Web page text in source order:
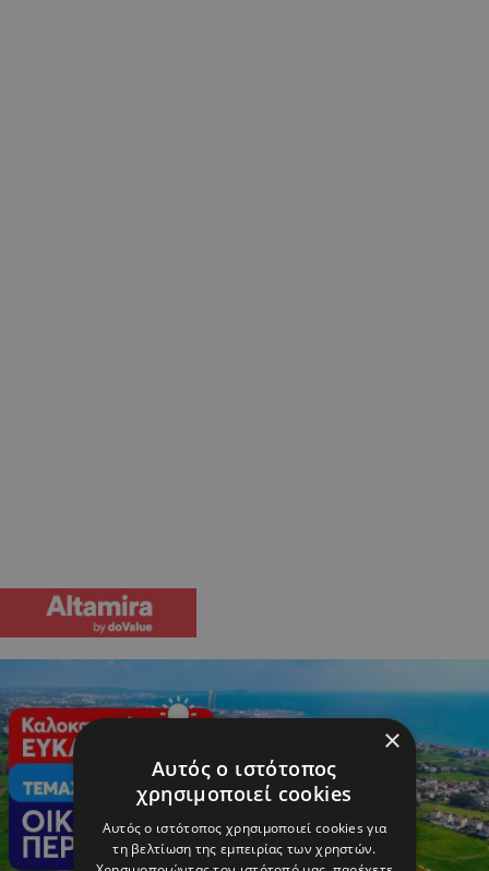
×
Αυτός ο ιστότοπος
χρησιμοποιεί cookies
Αυτός ο ιστότοπος χρησιμοποιεί cookies για
τη βελτίωση της εμπειρίας των χρηστών.